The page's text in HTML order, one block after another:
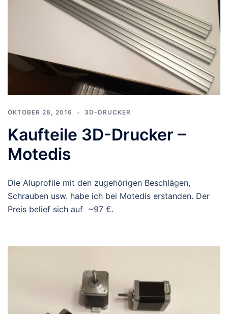
OKTOBER 28, 2016 3D-DRUCKER
Kaufteile 3D-Drucker –
Motedis
Die Aluprofile mit den zugehörigen Beschlägen,
Schrauben usw. habe ich bei Motedis erstanden. Der
Preis belief sich auf ~97 €.